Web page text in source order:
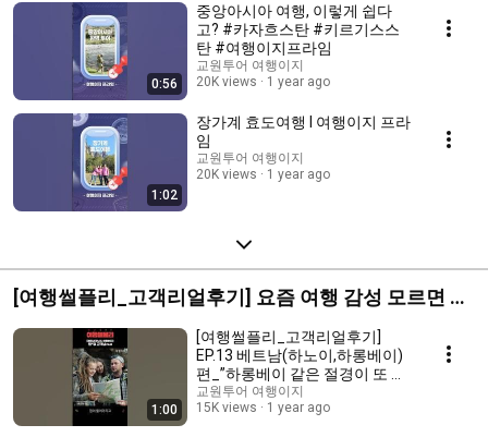
0:56
중앙아시아 여행, 이렇게 쉽다
고? #카자흐스탄 #키르기스스
탄 #여행이지프라임
교원투어 여행이지
20K views
1 year ago
1:02
장가계 효도여행 I 여행이지 프라
임
교원투어 여행이지
20K views
1 year ago
[여행썰플리_고객리얼후기] 요즘 여행 감성 모르면 나
가라~!
1:00
[여행썰플리_고객리얼후기]
EP.13 베트남(하노이,하롱베이)
편_”하롱베이 같은 절경이 또 있
을까..감동이었어요.”
교원투어 여행이지
15K views
1 year ago